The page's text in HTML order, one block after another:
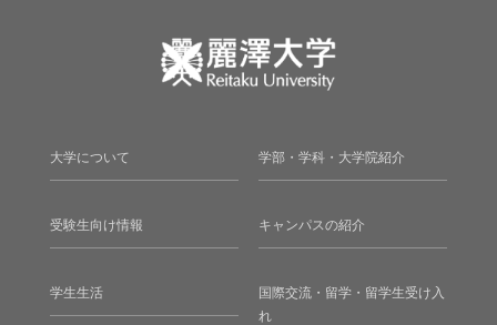
大学について 学部・学科・大学院紹介
受験生向け情報 キャンパスの紹介
学生生活
国際交流・留学・留学生受け入
れ